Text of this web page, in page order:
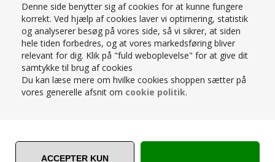
Denne side benytter sig af cookies for at kunne fungere
korrekt. Ved hjælp af cookies laver vi optimering, statistik
og analyserer besøg på vores side, så vi sikrer, at siden
hele tiden forbedres, og at vores markedsføring bliver
relevant for dig. Klik på "fuld weboplevelse" for at give dit
samtykke til brug af cookies
Du kan læse mere om hvilke cookies shoppen sætter på
vores generelle afsnit om cookie politik.
SKOVBY SOFABORD SM243 -
262S - STEL SORT STÅL / GRÅ
KERAMIK BORDPLADE Ø99
CROSS SOFABORD 68X128 H50
LAMINAT GRÅBRUN STEN
LOOK
PRIS